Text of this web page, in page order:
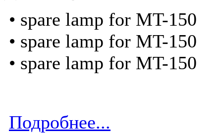
• spare lamp for MT-150
• spare lamp for MT-150
• spare lamp for MT-150
Подробнее...